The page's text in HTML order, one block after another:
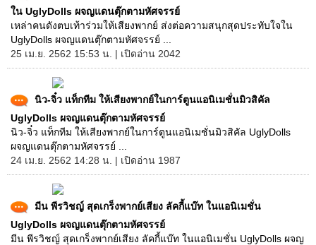
ใน UglyDolls ผจญแดนตุ๊กตามหัศจรรย์
เหล่าคนดังตบเท้าร่วมให้เสียงพากย์ ส่งต่อความสนุกสุดประทับใจใน
UglyDolls ผจญแดนตุ๊กตามหัศจรรย์ ...
25 เม.ย. 2562 15:53 น. | เปิดอ่าน 2042
นิว-จิ๋ว แท็กทีม ให้เสียงพากย์ในการ์ตูนแอนิเมชั่นมิวสิคัล
UglyDolls ผจญแดนตุ๊กตามหัศจรรย์
นิว-จิ๋ว แท็กทีม ให้เสียงพากย์ในการ์ตูนแอนิเมชั่นมิวสิคัล UglyDolls
ผจญแดนตุ๊กตามหัศจรรย์ ...
24 เม.ย. 2562 14:28 น. | เปิดอ่าน 1987
มีน พีรวิชญ์ สุดเกร็งพากย์เสียง ลัคกี้แบ๊ท ในแอนิเมชั่น
UglyDolls ผจญแดนตุ๊กตามหัศจรรย์
มีน พีรวิชญ์ สุดเกร็งพากย์เสียง ลัคกี้แบ๊ท ในแอนิเมชั่น UglyDolls ผจญ